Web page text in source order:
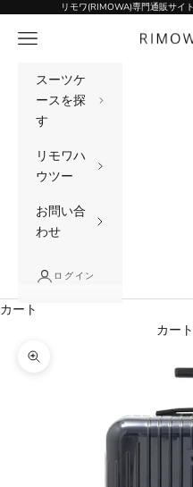
コンテンツへスキップリモワ(RIMOWA)専門通販サイ
リモワ
メニュー
スーツケ
ースを探
す
リモワハ
ウツー
お問い合
わせ
ログイン
カート
カー
ズームイン